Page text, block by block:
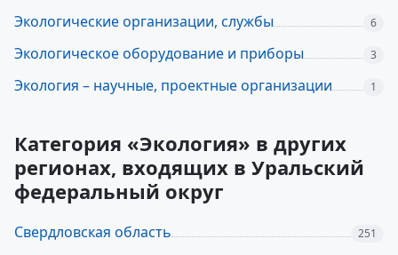
Экологические организации, службы 6
Экологическое оборудование и приборы 3
Экология – научные, проектные организации 1
Категория «Экология» в других
регионах, входящих в Уральский
федеральный округ
Свердловская область 251